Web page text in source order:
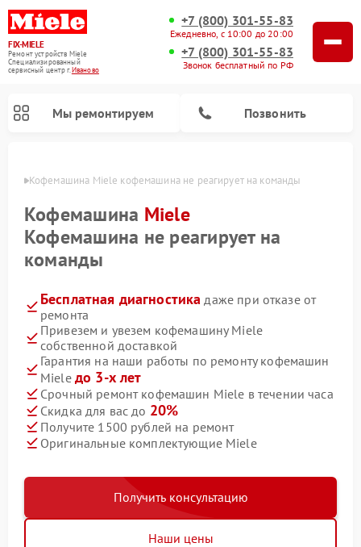
FIX-MIELE
Ремонт устройств Miele
Специализированный
cервисный центр г.Иваново
+7 (800) 301-55-83
Ежедневно, с 10:00 до 20:00
+7 (800) 301-55-83
Звонок бесплатный по РФ
Мы ремонтируем Позвонить
Кофемашина Miele кофемашина не реагирует на команды
Кофемашина Miele
Кофемашина не реагирует на
команды
Бесплатная диагностика даже при отказе от
ремонта
Привезем и увезем кофемашину Miele
собственной доставкой
Гарантия на наши работы по ремонту кофемашин
Miele до 3-х лет
Срочный ремонт кофемашин Miele в течении часа
Скидка для вас до 20%
Получите 1500 рублей на ремонт
Оригинальные комплектующие Miele
Получить консультацию
Наши цены